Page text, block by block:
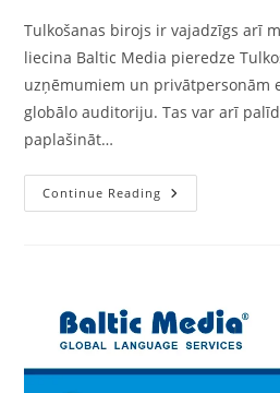
Tulkošanas birojs ir vajadzīgs arī
liecina Baltic Media pieredze
uzņēmumiem un privātpersonām
globālo auditoriju. Tas var arī
paplašināt…
Continue Reading Tulkošanas
Birojs